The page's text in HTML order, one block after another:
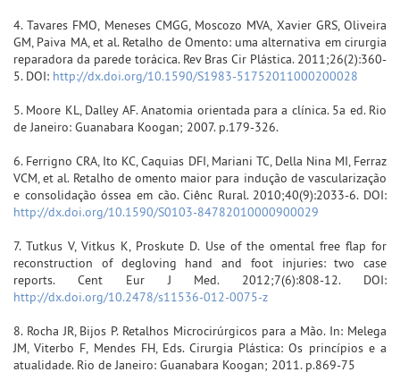
4. Tavares FMO, Meneses CMGG, Moscozo MVA, Xavier GRS, Oliveira
GM, Paiva MA, et al. Retalho de Omento: uma alternativa em cirurgia
reparadora da parede torácica. Rev Bras Cir Plástica. 2011;26(2):360-
5. DOI: http://dx.doi.org/10.1590/S1983-51752011000200028
5. Moore KL, Dalley AF. Anatomia orientada para a clínica. 5a ed. Rio
de Janeiro: Guanabara Koogan; 2007. p.179-326.
6. Ferrigno CRA, Ito KC, Caquias DFI, Mariani TC, Della Nina MI, Ferraz
VCM, et al. Retalho de omento maior para indução de vascularização
e consolidação óssea em cão. Ciênc Rural. 2010;40(9):2033-6. DOI:
http://dx.doi.org/10.1590/S0103-84782010000900029
7. Tutkus V, Vitkus K, Proskute D. Use of the omental free flap for
reconstruction of degloving hand and foot injuries: two case
reports. Cent Eur J Med. 2012;7(6):808-12. DOI:
http://dx.doi.org/10.2478/s11536-012-0075-z
8. Rocha JR, Bijos P. Retalhos Microcirúrgicos para a Mão. In: Melega
JM, Viterbo F, Mendes FH, Eds. Cirurgia Plástica: Os princípios e a
atualidade. Rio de Janeiro: Guanabara Koogan; 2011. p.869-75